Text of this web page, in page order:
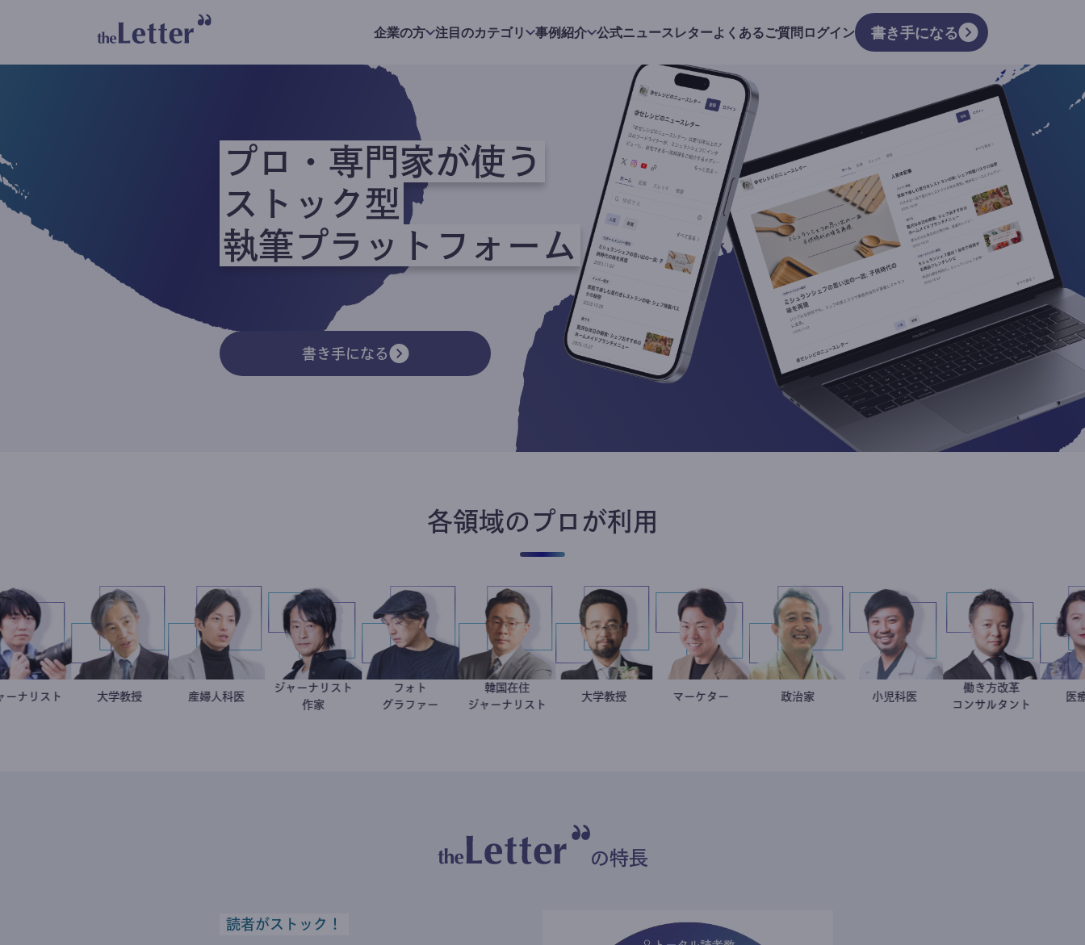
企業の方 注目のカテゴリ 事例紹介 公式ニュースレターよくあるご質問ログイン 書き手になる
プロ・専門家が使う
ストック型
執筆プラットフォーム
書き手になる
各領域のプロが利用
子
医 志葉玲
ジャーナリスト 加藤忠史
大学教授 重見大介
産婦人科医 鈴木エイト
ジャーナリスト
作家
別所隆弘
フォト
グラファー
徐台教
ジャーナリスト
金谷一朗
大学教授 室谷良平
マーケター 小坂英二
政治家 今西洋介
小児科医 新田龍
コンサルタ
の特長
読者がストック！